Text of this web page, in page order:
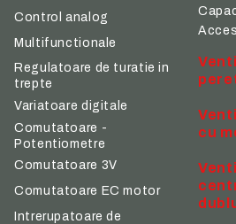
Control analog
Multifunctionale
Regulatoare de turatie in
trepte
Variatoare digitale
Comutatoare -
Potentiometre
Comutatoare 3V
Comutatoare EC motor
Intrerupatoare de
cu